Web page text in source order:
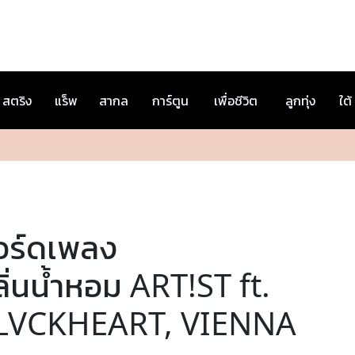
สตริง แร็พ สากล การ์ตูน เพื่อชีวิต ลูกทุ่ง ใต้
ดเพลง
น้ำหอม ART!ST ft.
VIENNA